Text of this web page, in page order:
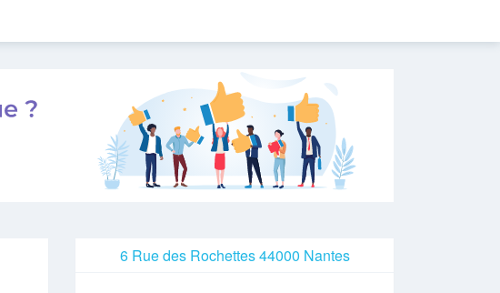
6 Rue des Rochettes 44000 Nantes